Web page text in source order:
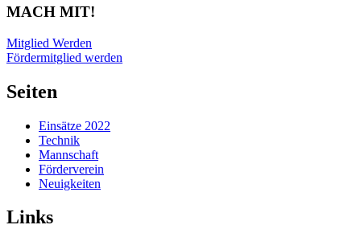
MACH MIT!
Mitglied Werden
Fördermitglied werden
Seiten
Einsätze 2022
Technik
Mannschaft
Förderverein
Neuigkeiten
Links